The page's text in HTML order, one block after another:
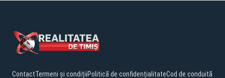
ContactTermeni și condițiiPolitică de confidențialitateCod de conduită